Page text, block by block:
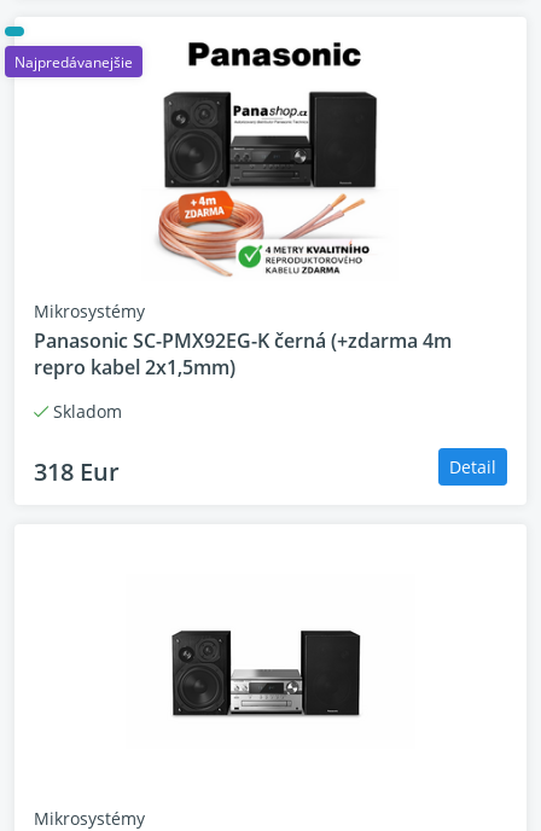
Najpredávanejšie
Mikrosystémy
Panasonic SC-PMX92EG-K černá (+zdarma 4m
repro kabel 2x1,5mm)
Skladom
318 Eur Detail
Mikrosystémy